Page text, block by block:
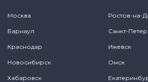
Москва Ростов-на-
Барнаул Санкт-
Краснодар Ижевск
Новосибирск Омск
Хабаровск